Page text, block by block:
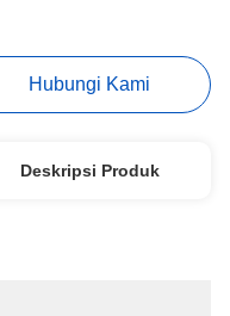
Hubungi Kami
Deskripsi Produk